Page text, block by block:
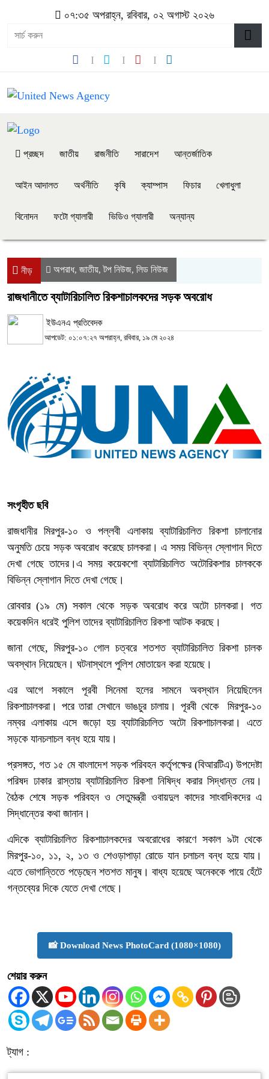
০৭:৩৫ অপরাহ্ন, রবিবার, ০২ অগাস্ট ২০২৬
প্রচ্ছদ জাতীয় রাজনীতি সারাদেশ আন্তর্জাতিক
আইন আদালত অর্থনীতি কৃষি ক্যাম্পাস ফিচার খেলাধুলা
বিনোদন ফটো গ্যালারী ভিডিও গ্যালারী অন্যান্য
নীড় অপরাধ, জাতীয়,টপ নিউজ, লিড নিউজ
রাজধানীতে ব্যাটারিচালিত রিকশাচালকদের সড়ক অবরোধ
ইউএনএ প্রতিবেদক
আপডেট: ০১:০৭:২৭ অপরাহ্ন, রবিবার, ১৯ মে ২০২৪
সংগৃহীত ছবি
রাজধানীর মিরপুর-১০ ও পল্লবী এলাকায় ব্যাটারিচালিত রিকশা চালানোর
অনুমতি চেয়ে সড়ক অবরোধ করেছে চালকরা। এ সময় বিভিন্ন স্লোগান দিতে
দেখা গেছে তাদের।এ সময় কয়েকশো ব্যাটারিচালিত অটোরিকশার চালককে
বিভিন্ন স্লোগান দিতে দেখা গেছে।
রোববার (১৯ মে) সকাল থেকে সড়ক অবরোধ করে অটো চালকরা। গত
কয়েকদিন ধরেই পুলিশ তাদের ব্যাটারিচালিত রিকশা আটক করছে।
জানা গেছে, মিরপুর-১০ গোল চত্বরে শতশত ব্যাটারিচালিত রিকশা চালক
অবস্থান নিয়েছেন। ঘটনাস্থলে পুলিশ মোতায়েন করা হয়েছে।
এর আগে সকালে পূরবী সিনেমা হলের সামনে অবস্থান নিয়েছিলেন
রিকশাচালকরা। পরে তারা সেখানে ভাঙচুর চালায়। পূরবী থেকে মিরপুর-১০
নম্বর এলাকায় এসে জড়ো হয় ব্যাটারিচালিত অটো রিকশাচালকরা। এতে
সড়কে যানচলাচল বন্ধ হয়ে যায়।
প্রসঙ্গত, গত ১৫ মে বাংলাদেশ সড়ক পরিবহন কর্তৃপক্ষের (বিআরটিএ) উপদেষ্টা
পরিষদ ঢাকার রাস্তায় ব্যাটারিচালিত রিকশা নিষিদ্ধ করার সিদ্ধান্ত নেয়।
বৈঠক শেষে সড়ক পরিবহন ও সেতুমন্ত্রী ওবায়দুল কাদের সাংবাদিকদের এ
সিদ্ধান্তের কথা জানান।
এদিকে ব্যাটারিচালিত রিকশাচালকদের অবরোধের কারণে সকাল ৯টা থেকে
মিরপুর-১০, ১১, ২, ১৩ ও শেওড়াপাড়া রোডে যান চলাচল বন্ধ হয়ে যায়।
এতে ভোগান্তিতে পড়েছেন শতশত মানুষ। বাধ্য হয়েছে অনেককে পায়ে হেঁটে
গন্তব্যের দিকে যেতে দেখা গেছে।
📸 Download News PhotoCard (1080×1080)
শেয়ার করুন
ট্যাগ :